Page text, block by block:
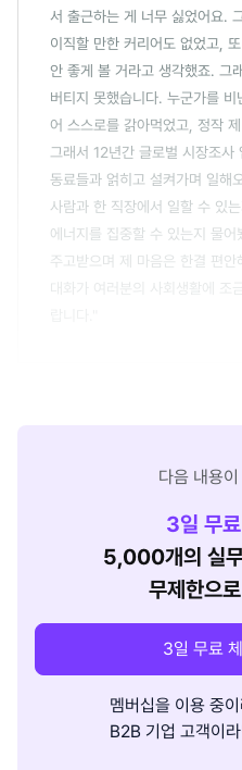
서 출근하는 게 너무 싫었어요.
이직할 만한 커리어도 없었고,
안 좋게 볼 거라고 생각했죠. 그
버티지 못했습니다. 누군가를
어 스스로를 갉아먹었고, 정작
그래서 12년간 글로벌 시장조사
동료들과 얽히고 설켜가며 일해
사람과 한 직장에서 일할 수 있
에너지를 집중할 수 있는지 물
주고받으며 제 마음은 한결 편
대화가 여러분의 사회생활에 조
다음 내용
3일 무
5,000개의 실
무제한으
3일 무료
멤버십을 이용 중
B2B 기업 고객이